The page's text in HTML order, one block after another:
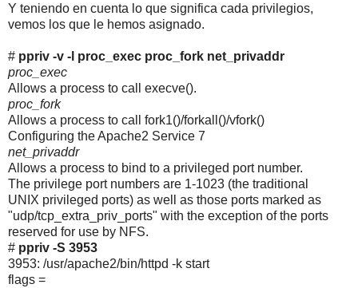
Y teniendo en cuenta lo que significa cada privilegios,
vemos los que le hemos asignado.
# ppriv -v -l proc_exec proc_fork net_privaddr
proc_exec
Allows a process to call execve().
proc_fork
Allows a process to call fork1()/forkall()/vfork()
Configuring the Apache2 Service 7
net_privaddr
Allows a process to bind to a privileged port number.
The privilege port numbers are 1-1023 (the traditional
UNIX privileged ports) as well as those ports marked as
"udp/tcp_extra_priv_ports" with the exception of the ports
reserved for use by NFS.
# ppriv -S 3953
3953: /usr/apache2/bin/httpd -k start
flags =